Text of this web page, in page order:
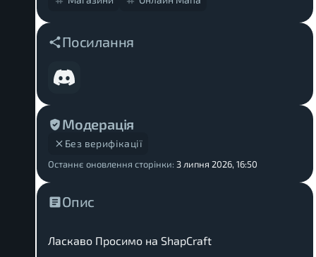
Опис
Ласкаво Просимо на ShapCraft
Посилання
Модерація
Без верифікації
Останнє оновлення сторінки: 3 липня 2026, 16:50